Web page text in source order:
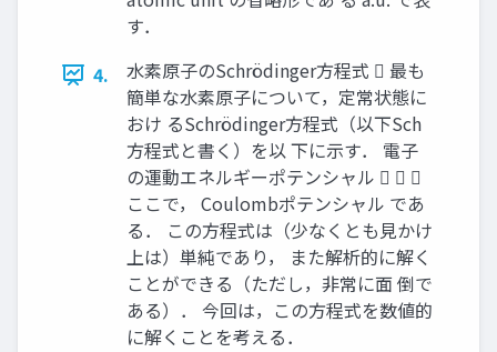
す．
4.
水素原子のSchrödinger方程式  最も
簡単な水素原子について，定常状態に
おけ るSchrödinger方程式（以下Sch
方程式と書く）を以 下に示す． 電子
の運動エネルギーポテンシャル   
ここで， Coulombポテンシャル であ
る． この方程式は（少なくとも見かけ
上は）単純であり， また解析的に解く
ことができる（ただし，非常に面 倒で
ある）． 今回は，この方程式を数値的
に解くことを考える．